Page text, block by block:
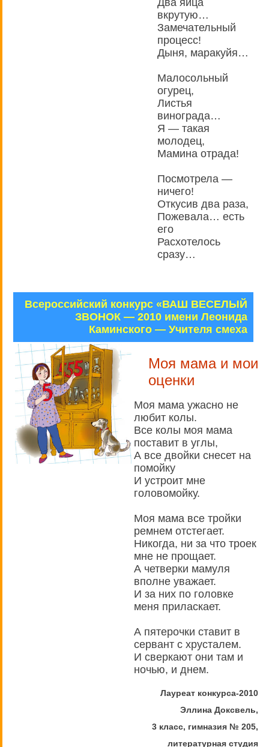
Два яйца
вкрутую…
Замечательный
процесс!
Дыня, маракуйя…
Малосольный
огурец,
Листья
винограда…
Я — такая
молодец,
Мамина отрада!
Посмотрела —
ничего!
Откусив два раза,
Пожевала… есть
его
Расхотелось
сразу…
Всероссийский конкурс «ВАШ ВЕСЕЛЫЙ
ЗВОНОК — 2010 имени Леонида
Каминского — Учителя смеха
Моя мама и мои
оценки
Моя мама ужасно не
любит колы.
Все колы моя мама
поставит в углы,
А все двойки снесет на
помойку
И устроит мне
головомойку.
Моя мама все тройки
ремнем отстегает.
Никогда, ни за что троек
мне не прощает.
А четверки мамуля
вполне уважает.
И за них по головке
меня приласкает.
А пятерочки ставит в
сервант с хрусталем.
И сверкают они там и
ночью, и днем.
Лауреат конкурса-2010
Эллина Доксвель,
3 класс, гимназия № 205,
литературная студия